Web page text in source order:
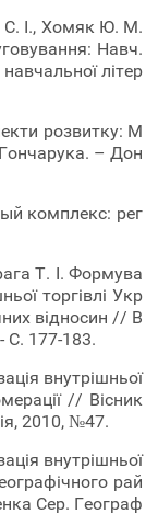
С. І., Хомяк Ю. М.
Навч.
літер
розвитку: М
– Дон
комплекс: рег
Т. І. Формува
торгівлі Укр
відносин // В
С. 177-183.
внутрішньої
// Вісник
2010, №47.
внутрішньої
рай
Сер. Географ